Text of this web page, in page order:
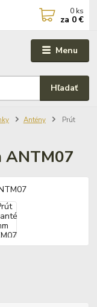
Menu
Hľadať
0 ks
za 0 €
Antény
Prút